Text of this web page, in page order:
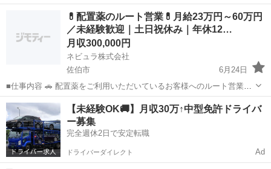
注・まちづくり推進) 業界未経験歓迎/準大手ゼネコン/大和ハウス 福祉
情報:社会保険完備 通勤手当、住宅手当、寮社宅、退職金制度、作業所
手当、単身赴任手当、厚生施...
💊配置薬のルート営業💊月給23万円～60万円
／未経験歓迎｜土日祝休み｜年休12…
月収300,000円
ネビュラ株式会社
佐伯市
6月24日
■仕事内容 🚗 配置薬をご利用いただいているお客様へのルート営業を
担当していただきます。 飛び込み営業ではなく、既存のお客様への定
期訪問が中心のため、未経験の方でもスタートしやすい営業職です。
創業90年以上の...
大分 佐伯市 営業 未経験
【未経験OK🚚】月収30万↑中型免許ドライバ
ー募集
完全週休2日で安定転職
ドライバーダイレクト Ad